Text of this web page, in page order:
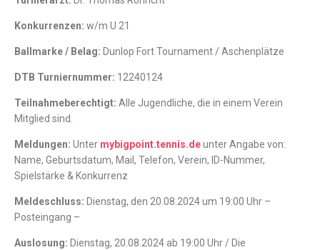
Konkurrenzen: w/m U 21
Ballmarke / Belag: Dunlop Fort Tournament / Aschenplätze
DTB Turniernummer: 12240124
Teilnahmeberechtigt: Alle Jugendliche, die in einem Verein
Mitglied sind.
Meldungen: Unter mybigpoint.tennis.deunter Angabe von:
Name, Geburtsdatum, Mail, Telefon, Verein, ID-Nummer,
Spielstärke & Konkurrenz
Meldeschluss: Dienstag, den 20.08.2024 um 19:00 Uhr –
Posteingang –
Auslosung: Dienstag, 20.08.2024 ab 19:00 Uhr / Die